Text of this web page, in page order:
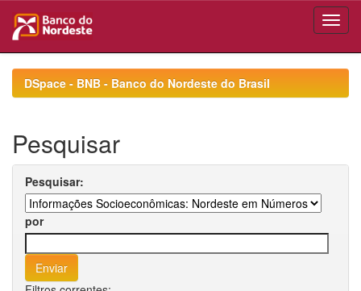
navigationDSpace - BNB - Banco do Nordeste do Brasil
Pesquisar
Pesquisar:
por